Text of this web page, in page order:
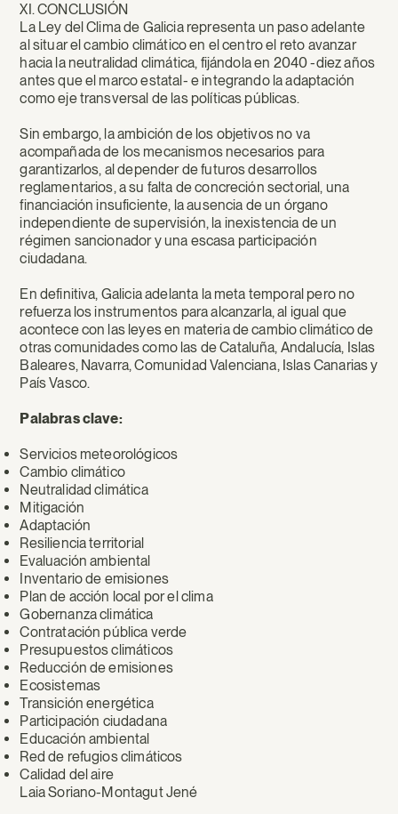
XI. CONCLUSIÓN
La Ley del Clima de Galicia representa un paso adelante
al situar el cambio climático en el centro el reto avanzar
hacia la neutralidad climática, fijándola en 2040 -diez años
antes que el marco estatal- e integrando la adaptación
como eje transversal de las políticas públicas.
Sin embargo, la ambición de los objetivos no va
acompañada de los mecanismos necesarios para
garantizarlos, al depender de futuros desarrollos
reglamentarios, a su falta de concreción sectorial, una
financiación insuficiente, la ausencia de un órgano
independiente de supervisión, la inexistencia de un
régimen sancionador y una escasa participación
ciudadana.
En definitiva, Galicia adelanta la meta temporal pero no
refuerza los instrumentos para alcanzarla, al igual que
acontece con las leyes en materia de cambio climático de
otras comunidades como las de Cataluña, Andalucía, Islas
Baleares, Navarra, Comunidad Valenciana, Islas Canarias y
País Vasco.
Palabras clave:
Servicios meteorológicos
Cambio climático
Neutralidad climática
Mitigación
Adaptación
Resiliencia territorial
Evaluación ambiental
Inventario de emisiones
Plan de acción local por el clima
Gobernanza climática
Contratación pública verde
Presupuestos climáticos
Reducción de emisiones
Ecosistemas
Transición energética
Participación ciudadana
Educación ambiental
Red de refugios climáticos
Calidad del aire
Laia Soriano-Montagut Jené